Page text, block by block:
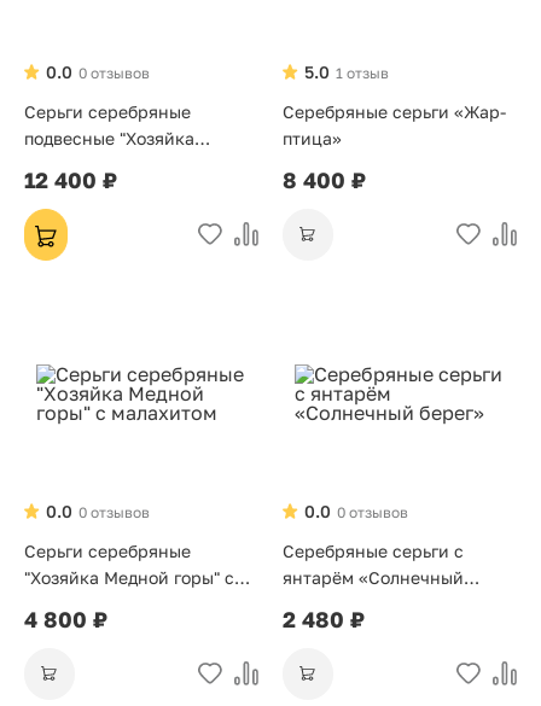
0 отзывов
0.0
Серьги серебряные
подвесные "Хозяйка
12 400 ₽
1 отзыв
5.0
Серебряные серьги «Жар-
птица»
8 400 ₽
0 отзывов
0.0
Серьги серебряные
"Хозяйка Медной горы" с
4 800 ₽
0 отзывов
0.0
Серебряные серьги с
янтарём «Солнечный
2 480 ₽